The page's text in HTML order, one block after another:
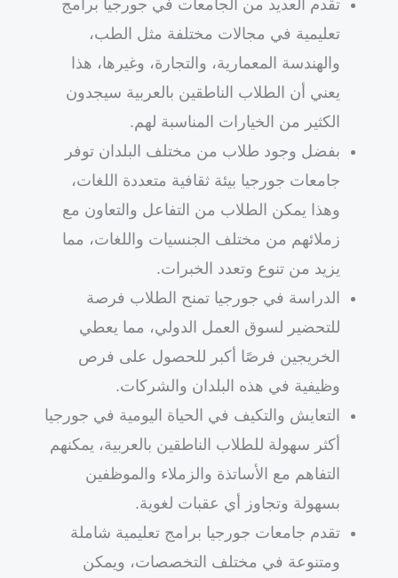
تقدم العديد من الجامعات في جورجيا برامج
تعليمية في مجالات مختلفة مثل الطب،
والهندسة المعمارية، والتجارة، وغيرها، هذا
يعني أن الطلاب الناطقين بالعربية سيجدون
الكثير من الخيارات المناسبة لهم.
بفضل وجود طلاب من مختلف البلدان توفر
جامعات جورجيا بيئة ثقافية متعددة اللغات،
وهذا يمكن الطلاب من التفاعل والتعاون مع
زملائهم من مختلف الجنسيات واللغات، مما
يزيد من تنوع وتعدد الخبرات.
الدراسة في جورجيا تمنح الطلاب فرصة
للتحضير لسوق العمل الدولي، مما يعطي
الخريجين فرصًا أكبر للحصول على فرص
وظيفية في هذه البلدان والشركات.
التعايش والتكيف في الحياة اليومية في جورجيا
أكثر سهولة للطلاب الناطقين بالعربية، يمكنهم
التفاهم مع الأساتذة والزملاء والموظفين
بسهولة وتجاوز أي عقبات لغوية.
تقدم جامعات جورجيا برامج تعليمية شاملة
ومتنوعة في مختلف التخصصات، ويمكن